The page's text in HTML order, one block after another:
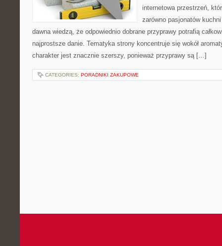
internetowa przestrzeń,
zarówno pasjonatów
dawna wiedzą, że odpowiednio dobrane przyprawy potrafią
najprostsze danie. Tematyka strony koncentruje się wokół
charakter jest znacznie szerszy, ponieważ przyprawy są […]
CATEGORIES: PORADNIKI ZAKUPOWE